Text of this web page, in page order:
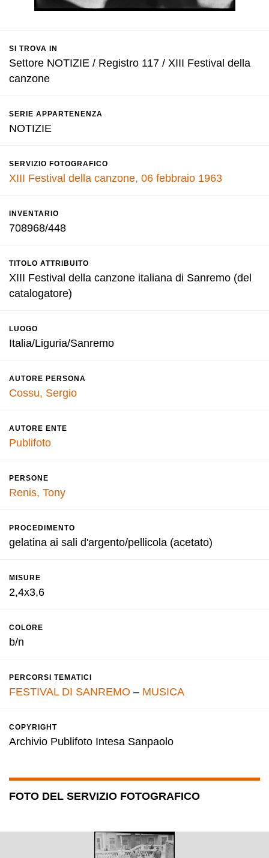
SI TROVA IN
Settore NOTIZIE / Registro 117 / XIII Festival della
canzone
SERIE APPARTENENZA
NOTIZIE
SERVIZIO FOTOGRAFICO
XIII Festival della canzone, 06 febbraio 1963
INVENTARIO
708968/448
TITOLO ATTRIBUITO
XIII Festival della canzone italiana di Sanremo (del
catalogatore)
LUOGO
Italia/Liguria/Sanremo
AUTORE PERSONA
Cossu, Sergio
AUTORE ENTE
Publifoto
PERSONE
Renis, Tony
PROCEDIMENTO
gelatina ai sali d'argento/pellicola (acetato)
MISURE
2,4x3,6
COLORE
b/n
PERCORSI TEMATICI
FESTIVAL DI SANREMO – MUSICA
COPYRIGHT
Archivio Publifoto Intesa Sanpaolo
FOTO DEL SERVIZIO FOTOGRAFICO